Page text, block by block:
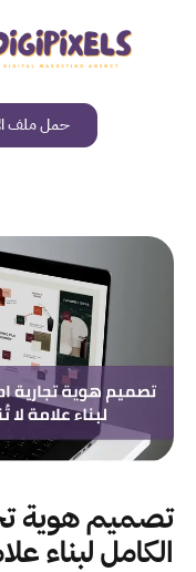
حمل ملف
تصميم هوية
الكامل لبناء